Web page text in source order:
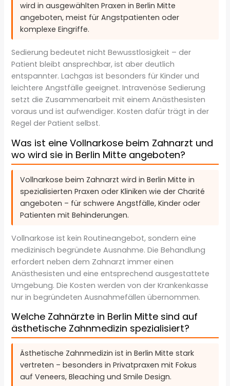
wird in ausgewählten Praxen in Berlin Mitte
angeboten, meist für Angstpatienten oder
komplexe Eingriffe.
Sedierung bedeutet nicht Bewusstlosigkeit – der
Patient bleibt ansprechbar, ist aber deutlich
entspannter. Lachgas ist besonders für Kinder und
leichtere Angstfälle geeignet. Intravenöse Sedierung
setzt die Zusammenarbeit mit einem Anästhesisten
voraus und ist aufwendiger. Kosten dafür trägt in der
Regel der Patient selbst.
Was ist eine Vollnarkose beim Zahnarzt und
wo wird sie in Berlin Mitte angeboten?
Vollnarkose beim Zahnarzt wird in Berlin Mitte in
spezialisierten Praxen oder Kliniken wie der Charité
angeboten – für schwere Angstfälle, Kinder oder
Patienten mit Behinderungen.
Vollnarkose ist kein Routineangebot, sondern eine
medizinisch begründete Ausnahme. Die Behandlung
erfordert neben dem Zahnarzt immer einen
Anästhesisten und eine entsprechend ausgestattete
Umgebung. Die Kosten werden von der Krankenkasse
nur in begründeten Ausnahmefällen übernommen.
Welche Zahnärzte in Berlin Mitte sind auf
ästhetische Zahnmedizin spezialisiert?
Ästhetische Zahnmedizin ist in Berlin Mitte stark
vertreten – besonders in Privatpraxen mit Fokus
auf Veneers, Bleaching und Smile Design.